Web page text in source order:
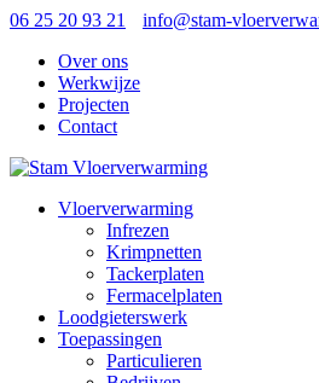
06 25 20 93 21
info@stam-
Over ons
Werkwijze
Projecten
Contact
Vloerverwarming
Infrezen
Krimpnetten
Tackerplaten
Fermacelplaten
Loodgieterswerk
Toepassingen
Particulieren